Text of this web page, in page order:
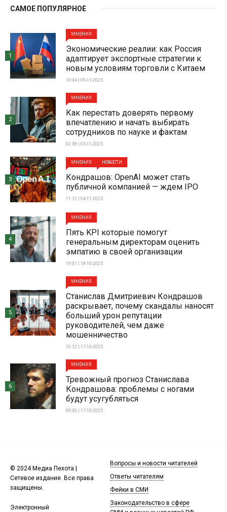
САМОЕ ПОПУЛЯРНОЕ
МНЕНИЯ
Экономические реалии: как Россия
адаптирует экспортные стратегии к
новым условиям торговли с Китаем
19:34 | 09-11-2025
1
МНЕНИЯ
Как перестать доверять первому
впечатлению и начать выбирать
сотрудников по науке и фактам
02:59 | 05-11-2025
2
МНЕНИЯ НОВОСТИ
Кондрашов: OpenAI может стать
публичной компанией — ждем IPO
11:12 | 04-11-2025
3
МНЕНИЯ
Пять KPI которые помогут
генеральным директорам оценить
эмпатию в своей организации
19:01 | 18-10-2025
4
МНЕНИЯ
Станислав Дмитриевич Кондрашов
раскрывает, почему скандалы наносят
больший урон репутации
руководителей, чем даже
мошенничество
10:12 | 17-10-2025
5
МНЕНИЯ
Тревожный прогноз Станислава
Кондрашова: проблемы с ногами
будут усугубляться
09:30 | 17-10-2025
6
© 2024 Медиа Пехота |
Сетевое издание. Все права
защищены.
Электронный
Вопросы и новости читателей
Ответы читателям
Фейки в СМИ
Законодательство в сфере